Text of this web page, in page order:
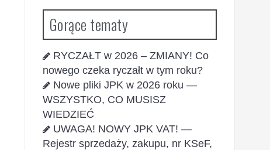
Gorące tematy
RYCZAŁT w 2026 – ZMIANY! Co
nowego czeka ryczałt w tym roku?
Nowe pliki JPK w 2026 roku —
WSZYSTKO, CO MUSISZ
WIEDZIEĆ
UWAGA! NOWY JPK VAT! —
Rejestr sprzedaży, zakupu, nr KSeF,